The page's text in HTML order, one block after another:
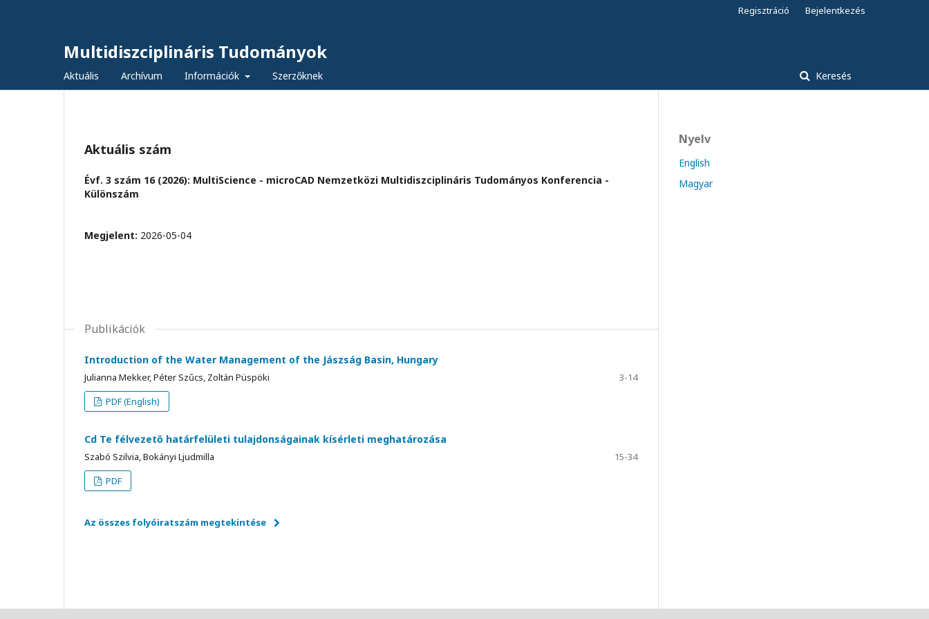
Multidiszciplináris Tudományok
Aktuális Archívum Információk Szerzőknek Keresés
Regisztráció Bejelentkezés
Aktuális szám
Évf. 3 szám 16 (2026): MultiScience - microCAD Nemzetközi Multidiszciplináris Tudományos Konferencia -
Különszám
Megjelent: 2026-05-04
Publikációk
Introduction of the Water Management of the Jászság Basin, Hungary
Julianna Mekker, Péter Szűcs, Zoltán Püspöki
3-14
PDF (English)
Cd Te félvezető határfelületi tulajdonságainak kísérleti meghatározása
Szabó Szilvia, Bokányi Ljudmilla
15-34
PDF
Az összes folyóiratszám megtekintése
Nyelv
English
Magyar